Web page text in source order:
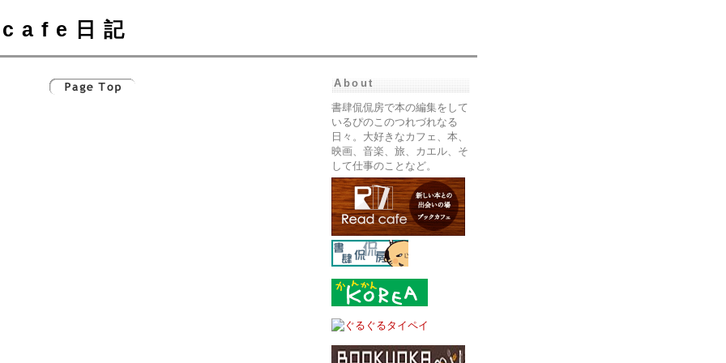
cafe日記
About
書肆侃侃房で本の編集をして
いるぴのこのつれづれなる
日々。大好きなカフェ、本、
映画、音楽、旅、カエル、そ
して仕事のことなど。